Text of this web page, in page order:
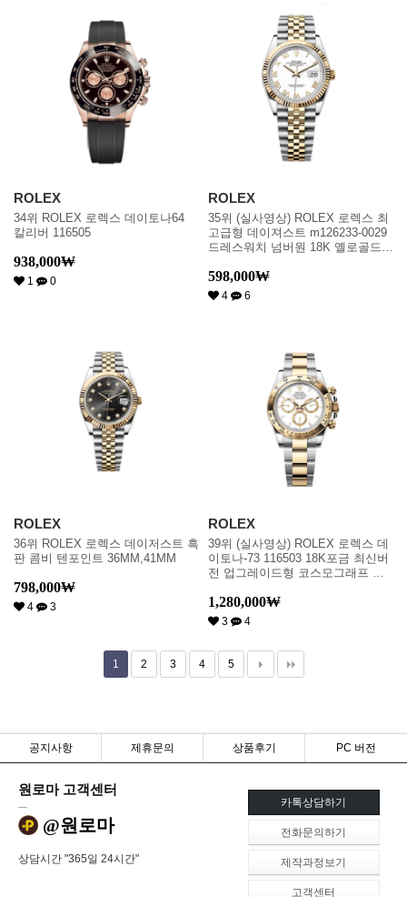
ROLEX
34위 ROLEX 로렉스 데이토나64
칼리버 116505
938,000₩
1 0
ROLEX
35위 (실사영상) ROLEX 로렉스 최
고급형 데이져스트 m126233-0029
드레스워치 넘버원 18K 옐로골드
릿 스위스 ETA 2836-2 오토매틱 무
브먼트 rol0559
598,000₩
4 6
ROLEX
36위 ROLEX 로렉스 데이저스트 흑
판 콤비 텐포인트 36MM,41MM
798,000₩
4 3
ROLEX
39위 (실사영상) ROLEX 로렉스 데
이토나-73 116503 18K포금 최신버
전 업그레이드형 코스모그래프 데
비 크로노그래프 화이트 다이얼 오
이스터 브레이슬릿 신형 7750B-2
오토매틱 무브먼트 rol0620
1,280,000₩
3 4
1 2 3 4 5
공지사항 제휴문의 상품후기 PC 버전
원로마 고객센터
@원로마
상담시간 "365일 24시간"
카톡상담하기
전화문의하기
제작과정보기
고객센터